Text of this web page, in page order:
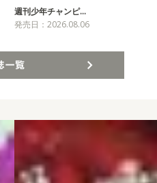
週刊少年チャンピ…
発売日：2026.08.06